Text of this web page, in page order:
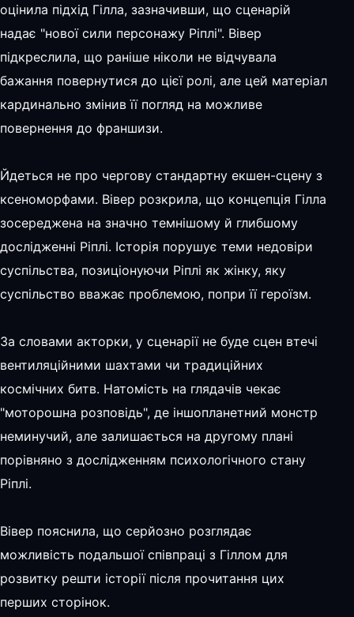
оцінила підхід Гілла, зазначивши, що сценарій
надає "нової сили персонажу Ріплі". Вівер
підкреслила, що раніше ніколи не відчувала
бажання повернутися до цієї ролі, але цей матеріал
кардинально змінив її погляд на можливе
повернення до франшизи.
Йдеться не про чергову стандартну екшен-сцену з
ксеноморфами. Вівер розкрила, що концепція Гілла
зосереджена на значно темнішому й глибшому
дослідженні Ріплі. Історія порушує теми недовіри
суспільства, позиціонуючи Ріплі як жінку, яку
суспільство вважає проблемою, попри її героїзм.
За словами акторки, у сценарії не буде сцен втечі
вентиляційними шахтами чи традиційних
космічних битв. Натомість на глядачів чекає
"моторошна розповідь", де іншопланетний монстр
неминучий, але залишається на другому плані
порівняно з дослідженням психологічного стану
Ріплі.
Вівер пояснила, що серйозно розглядає
можливість подальшої співпраці з Гіллом для
розвитку решти історії після прочитання цих
перших сторінок.